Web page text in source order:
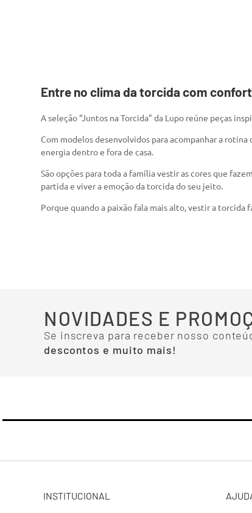
Entre no clima da torcida com
A seleção “Juntos na Torcida” da Lupo reúne peças
Com modelos desenvolvidos para acompanhar a
energia dentro e fora de casa.
São opções para toda a família vestir as cores que
partida e viver a emoção da torcida do seu jeito.
Porque quando a paixão fala mais alto, vestir a torcida
NOVIDADES E
Se inscreva para receber nosso
descontos e muito mais!
INSTITUCIONAL